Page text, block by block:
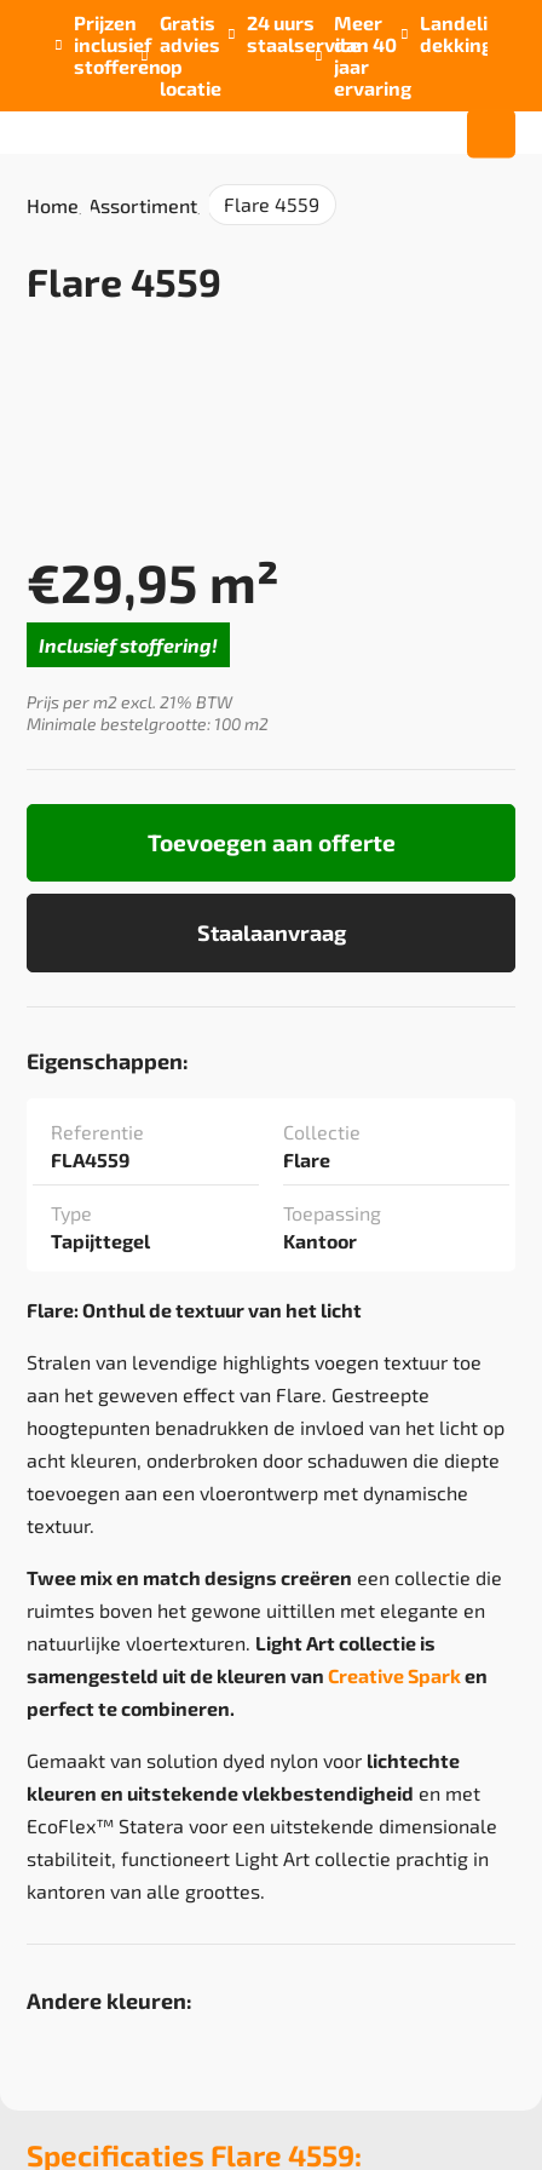

Prijzen
inclusief
stofferen

Gratis
advies
op
locatie

24 uurs
staalservice

Meer
dan 40
jaar
ervaring

Landelijke
dekking
Home Assortiment Flare 4559
Flare 4559
€29,95 m²
Inclusief stoffering!
Prijs per m2 excl. 21% BTW
Minimale bestelgrootte: 100 m2
Staalaanvraag
Toevoegen aan offerte
Eigenschappen:
Referentie
FLA4559
Collectie
Flare
Type
Tapijttegel
Toepassing
Kantoor
Flare: Onthul de textuur van het licht
Stralen van levendige highlights voegen textuur toe
aan het geweven effect van Flare. Gestreepte
hoogtepunten benadrukken de invloed van het licht op
acht kleuren, onderbroken door schaduwen die diepte
toevoegen aan een vloerontwerp met dynamische
textuur.
Twee mix en match designs creëren een collectie die
ruimtes boven het gewone uittillen met elegante en
natuurlijke vloertexturen. Light Art collectie is
samengesteld uit de kleuren vanCreative Sparken
perfect te combineren.
Gemaakt van solution dyed nylon voor lichtechte
kleuren en uitstekende vlekbestendigheid en met
EcoFlex™ Statera voor een uitstekende dimensionale
stabiliteit, functioneert Light Art collectie prachtig in
kantoren van alle groottes.
Andere kleuren:
Specificaties Flare 4559: